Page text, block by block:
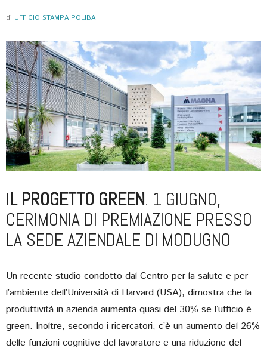
di UFFICIO STAMPA POLIBA
IL PROGETTO GREEN. 1 GIUGNO,
CERIMONIA DI PREMIAZIONE PRESSO
LA SEDE AZIENDALE DI MODUGNO
Un recente studio condotto dal Centro per la salute e per
l’ambiente dell’Università di Harvard (USA), dimostra che la
produttività in azienda aumenta quasi del 30% se l’ufficio è
green. Inoltre, secondo i ricercatori, c’è un aumento del 26%
delle funzioni cognitive del lavoratore e una riduzione del